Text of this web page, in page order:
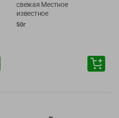
свежая Местное
известное
50г